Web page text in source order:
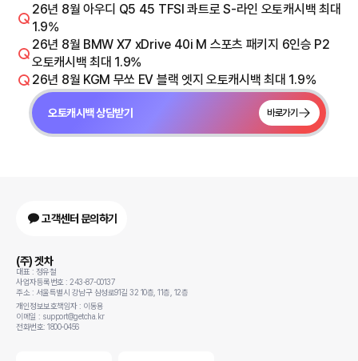
26년 8월 아우디 Q5 45 TFSI 콰트로 S-라인 오토캐시백 최대
1.9%
26년 8월 BMW X7 xDrive 40i M 스포츠 패키지 6인승 P2
오토캐시백 최대 1.9%
26년 8월 KGM 무쏘 EV 블랙 엣지 오토캐시백 최대 1.9%
오토캐시백 상담받기 바로가기
고객센터 문의하기
(주) 겟차
대표 : 정유철
사업자등록번호 : 243-87-00137
주소 : 서울특별시 강남구 삼성로91길 32 10층, 11층, 12층
개인정보보호책임자 : 이동용
이메일 : support@getcha.kr
전화번호: 1800-0456